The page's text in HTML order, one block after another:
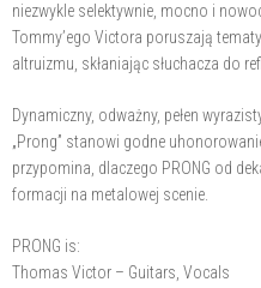
niezwykle selektywnie, mocno i
Tommy’ego Victora poruszają
altruizmu, skłaniając słuchacza do
Dynamiczny, odważny, pełen
„Prong” stanowi godne
przypomina, dlaczego PRONG od
formacji na metalowej scenie.
PRONG is:
Thomas Victor – Guitars, Vocals